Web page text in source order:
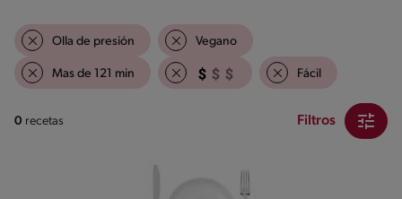
Olla de presión Vegano
Mas de 121 min Fácil
0 recetas Filtros